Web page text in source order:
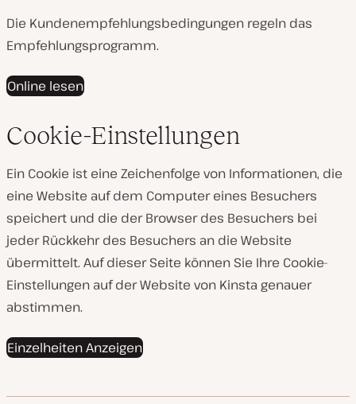
Die Kundenempfehlungsbedingungen regeln das
Empfehlungsprogramm.
Online lesen
Cookie-Einstellungen
Ein Cookie ist eine Zeichenfolge von Informationen, die
eine Website auf dem Computer eines Besuchers
speichert und die der Browser des Besuchers bei
jeder Rückkehr des Besuchers an die Website
übermittelt. Auf dieser Seite können Sie Ihre Cookie-
Einstellungen auf der Website von Kinsta genauer
abstimmen.
Einzelheiten Anzeigen